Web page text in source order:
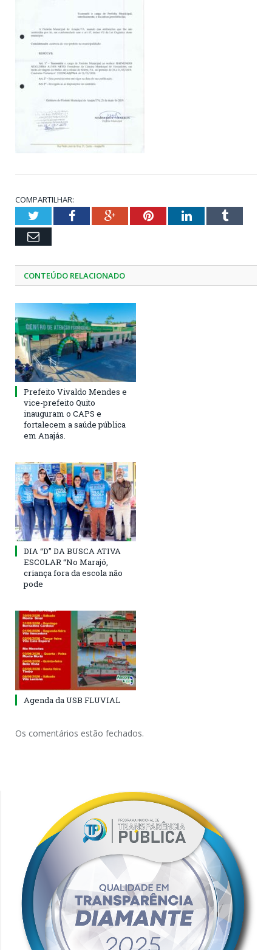
COMPARTILHAR:
TwitterFacebookGoogle+PinterestLinkedInTumblr
Email
CONTEÚDO RELACIONADO
Prefeito Vivaldo Mendes e
vice-prefeito Quito
inauguram o CAPS e
fortalecem a saúde pública
em Anajás.
DIA “D” DA BUSCA ATIVA
ESCOLAR “No Marajó,
criança fora da escola não
pode
Agenda da USB FLUVIAL
Os comentários estão fechados.